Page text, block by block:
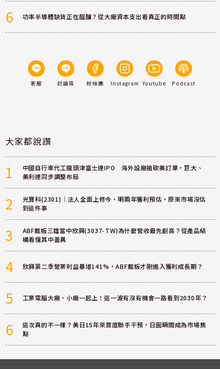
6 功率半導體缺貨正在醞釀？從大廠資本支出看真正的時間點
客服 討論區 粉絲團 Instagram Youtube Podcast
大家都說讚
1
中國自行車代工龍頭津富士達IPO 海外設廠搶歐美訂單，巨大、
美利達同步調整布局
2
光寶科(2301)｜法人全面上修今、明兩年獲利預估，原來市場沒估
到這件事
3
ABF載板三雄當中欣興(3037-TW)為什麼營收最先創高？從產品結
構看懂其中差異
4 欣興第二季營業利益暴增141%，ABF載板才剛進入獲利成長期？
5 工業電腦大廠、小廠一起上！這一波有沒有機會一路看到2030年？
6
這次真的不一樣？美日15年來首度聯手干預，日圓瞬間成為市場焦
點